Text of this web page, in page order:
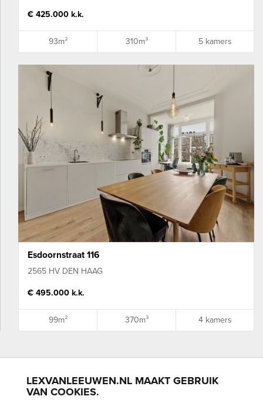
LEXVANLEEUWEN.NL MAAKT GEBRUIK
VAN COOKIES.
€ 425.000 k.k.
93m² 310m³ 5 kamers
Esdoornstraat 116
2565 HV DEN HAAG
€ 495.000 k.k.
99m² 370m³ 4 kamers
BLOEMENBUURT BOHEMEN BOMENBUURT
KIJKDUIN
LOOSDUINEN
SCHEVENINGEN